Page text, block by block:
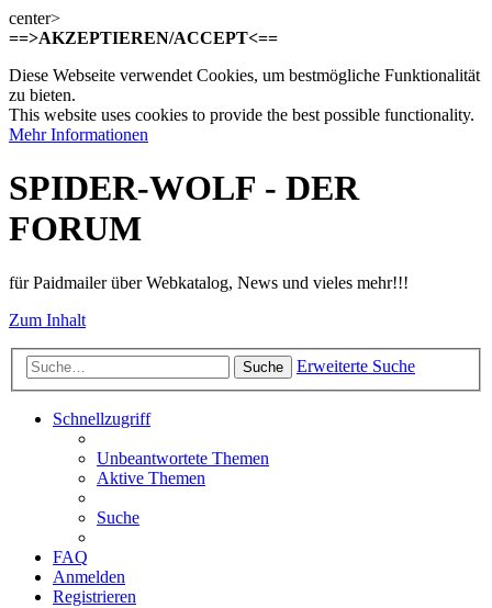
center>
==>AKZEPTIEREN/ACCEPT<==
Diese Webseite verwendet Cookies, um bestmögliche Funktionalität
zu bieten.
This website uses cookies to provide the best possible functionality.
Mehr Informationen
SPIDER-WOLF - DER
FORUM
für Paidmailer über Webkatalog, News und vieles mehr!!!
Zum Inhalt
Suche Erweiterte Suche
Schnellzugriff
Unbeantwortete Themen
Aktive Themen
Suche
FAQ
Anmelden
Registrieren